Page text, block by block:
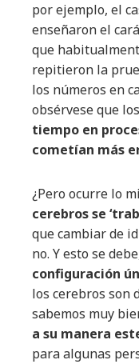
por ejemplo, el
enseñaron el
que
repitieron la
los números en
obsérvese que
tiempo en
cometían más
¿Pero ocurre lo
cerebros se
que cambiar de
no. Y esto se
configuración
los cerebros son
sabemos muy
a su manera
para algunas